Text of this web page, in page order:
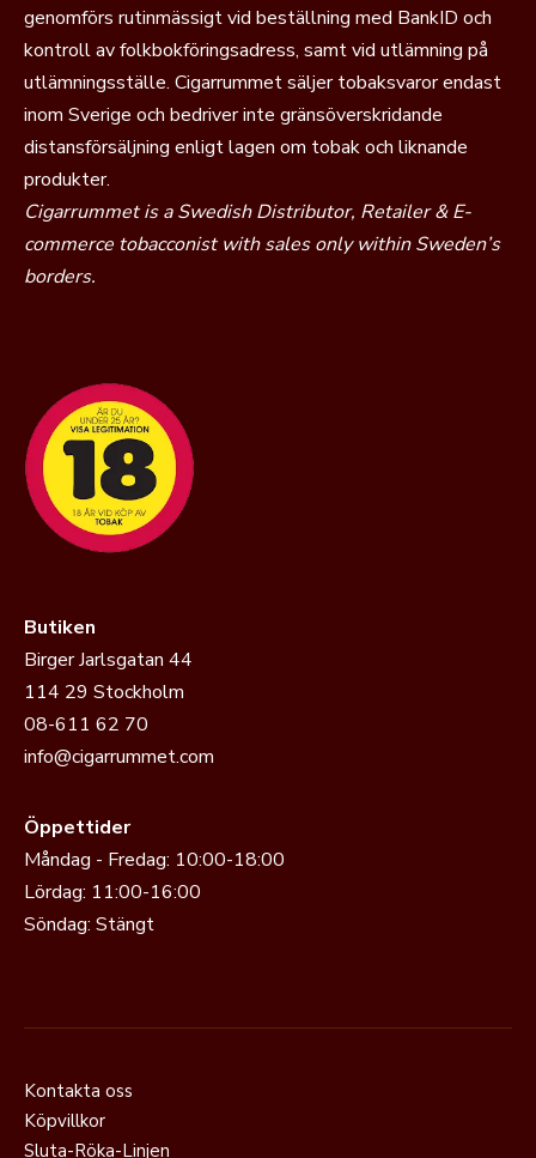
genomförs rutinmässigt vid beställning med BankID och
kontroll av folkbokföringsadress, samt vid utlämning på
utlämningsställe. Cigarrummet säljer tobaksvaror endast
inom Sverige och bedriver inte gränsöverskridande
distansförsäljning enligt lagen om tobak och liknande
produkter.
Cigarrummet is a Swedish Distributor, Retailer & E-
commerce tobacconist with sales only within Sweden’s
borders.
Butiken
Birger Jarlsgatan 44
114 29 Stockholm
08-611 62 70
info@cigarrummet.com
Öppettider
Måndag - Fredag: 10:00-18:00
Lördag: 11:00-16:00
Söndag: Stängt
Kontakta oss
Köpvillkor
Sluta-Röka-Linjen